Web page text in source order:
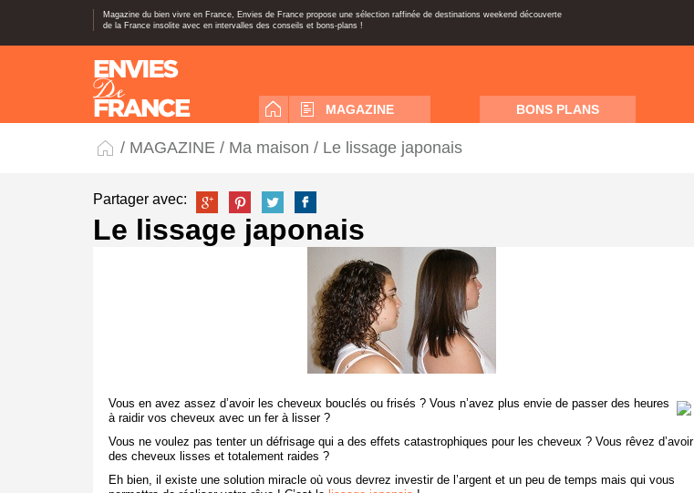
Magazine du bien vivre en France, Envies de France propose une sélection raffinée de destinations weekend découverte
de la France insolite avec en intervalles des conseils et bons-plans !
MAGAZINE BONS PLANS
/ MAGAZINE / Ma maison / Le lissage japonais
Partager avec:
Le lissage japonais
Vous en avez assez d’avoir les cheveux bouclés ou frisés ? Vous n’avez plus envie de passer des heures
à raidir vos cheveux avec un fer à lisser ?
Vous ne voulez pas tenter un défrisage qui a des effets catastrophiques pour les cheveux ? Vous rêvez d’avoir
des cheveux lisses et totalement raides ?
Eh bien, il existe une solution miracle où vous devrez investir de l’argent et un peu de temps mais qui vous